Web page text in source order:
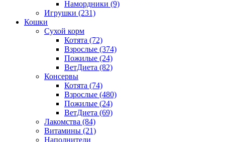
Намордники (9)
Игрушки (231)
Кошки
Сухой корм
Котята (72)
Взрослые (374)
Пожилые (24)
ВетДиета (82)
Консервы
Котята (74)
Взрослые (480)
Пожилые (24)
ВетДиета (69)
Лакомства (84)
Витамины (21)
Наполнители